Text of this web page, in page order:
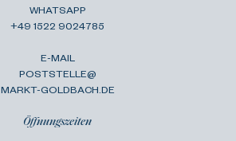
WHATSAPP
+49 1522 9024785
E-MAIL
POSTSTELLE@
MARKT-GOLDBACH.DE
Öffnungszeiten